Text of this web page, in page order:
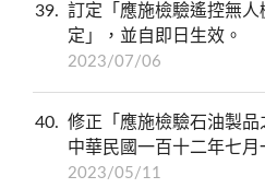
39
訂定「應施檢驗遙控無
定」，並自即日生效。
2023/07/06
40
修正「應施檢驗石油製
中華民國一百十二年七月
2023/05/11